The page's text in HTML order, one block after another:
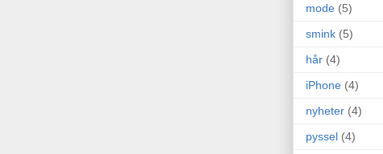
mode (5)
smink (5)
hår (4)
iPhone (4)
nyheter (4)
pyssel (4)